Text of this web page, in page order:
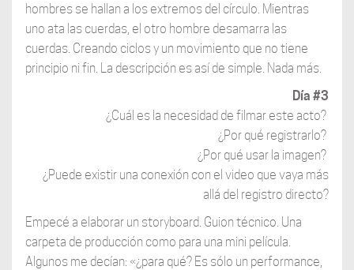
hombres se hallan a los extremos del círculo. Mientras
uno ata las cuerdas, el otro hombre desamarra las
cuerdas. Creando ciclos y un movimiento que no tiene
principio ni fin. La descripción es así de simple. Nada más.
Día #3
¿Cuál es la necesidad de filmar este acto?
¿Por qué registrarlo?
¿Por qué usar la imagen?
¿Puede existir una conexión con el video que vaya más
allá del registro directo?
Empecé a elaborar un storyboard. Guion técnico. Una
carpeta de producción como para una mini película.
Algunos me decían: «¿para qué? Es sólo un performance,